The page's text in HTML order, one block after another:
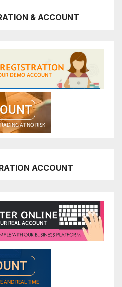
& ACCOUNT
ACCOUNT